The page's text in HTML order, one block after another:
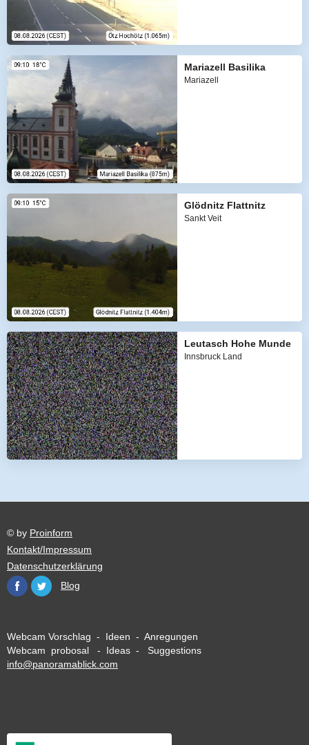
Mariazell Basilika
Mariazell
Glödnitz Flattnitz
Sankt Veit
Leutasch Hohe Munde
Innsbruck Land
© by Proinform
Kontakt/Impressum
Datenschutzerklärung
Blog
Webcam Vorschlag - Ideen - Anregungen
Webcam probosal - Ideas - Suggestions
info@panoramablick.com